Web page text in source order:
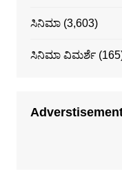
ಸಿನಿಮಾ(3,603)
ಸಿನಿಮಾ ವಿಮರ್ಶೆ